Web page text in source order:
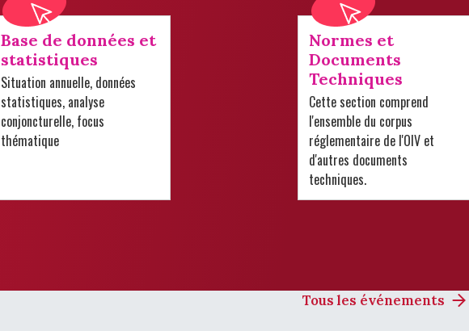
Base de données et
statistiques
Situation annuelle, données
statistiques, analyse
conjoncturelle, focus
thématique
Normes et
Documents
Techniques
Cette section comprend
l'ensemble du corpus
réglementaire de l'OIV et
d'autres documents
techniques.
Tous les événements